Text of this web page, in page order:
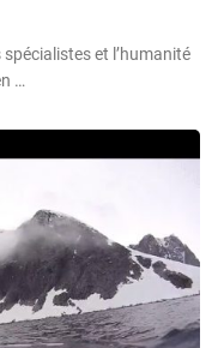
et l’humanité
…